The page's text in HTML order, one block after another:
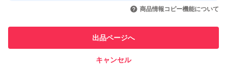
トラブル防ぐため、以下内容を必ずご理解の上ご購入をお
引を完了させた実績があります
での取引実績があります
商品情報コピー機能について
出品ページへ
キャンセル